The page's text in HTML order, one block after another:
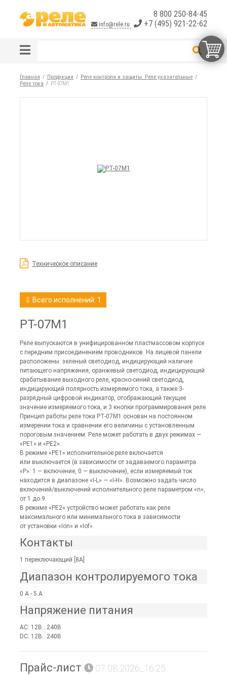
8 800 250-84-45
info@rele.ru +7 (495) 921-22-62
Главная Продукция
Реле контроля и защиты. Реле указательные
Реле тока
РТ-07М1
Техническое описание
⇩ Всего исполнений: 1
РТ-07М1
Реле выпускаются в унифицированном пластмассовом корпусе
с передним присоединением проводников. На лицевой панели
расположены: зеленый светодиод, индицирующий наличие
питающего напряжения, оранжевый светодиод, индицирующий
срабатывание выходного реле, красно-синий светодиод,
индицирующий полярность измеряемого тока, а также 3-
разрядный цифровой индикатор, отображающий текущее
значение измеряемого тока, и 3 кнопки программирования реле.
Принцип работы реле тока РТ-07М1 основан на постоянном
измерении тока и сравнении его величины с установленным
пороговым значением. Реле может работать в двух режимах —
«РЕ1» и «РЕ2».
В режиме «РЕ1» исполнительное реле включается
или выключается (в зависимости от задаваемого параметра
«Р»: 1 — включение, 0 — выключение), если измеряемый ток
находится в диапазоне «I-L» — «I-H». Возможно задать число
включений/выключений исполнительного реле параметром «n»,
от 1 до 9.
В режиме «РЕ2» устройство может работать как реле
максимального или минимального тока в зависимости
от установки «Ion» и «Iof».
Контакты
1 переключающий [8А]
Диапазон контролируемого тока
0 А - 5 А
Напряжение питания
AC: 12В...240В
DC: 12В...240В
Прайс-лист
07.08.2026_16:25